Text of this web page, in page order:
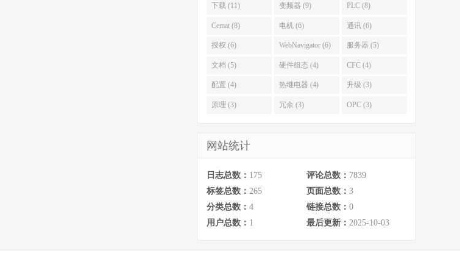
下载 (11) 变频器 (9) PLC (8)
Cemat (8) 电机 (6) 通讯 (6)
授权 (6) WebNavigator (6) 服务器 (5)
文档 (5) 硬件组态 (4) CFC (4)
配置 (4) 热继电器 (4) 升级 (3)
原理 (3) 冗余 (3) OPC (3)
网站统计
日志总数： 175 评论总数： 7839
标签总数： 265 页面总数： 3
分类总数： 4 链接总数： 0
用户总数： 1 最后更新： 2025-10-03